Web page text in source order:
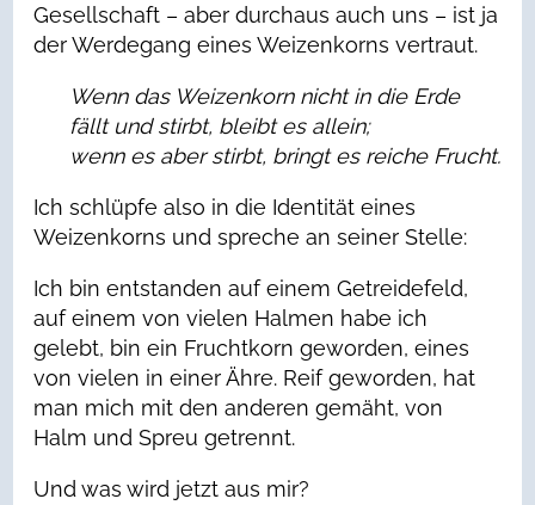
Gesellschaft – aber durchaus auch uns – ist ja
der Werdegang eines Weizenkorns vertraut.
Wenn das Weizenkorn nicht in die Erde
fällt und stirbt, bleibt es allein;
wenn es aber stirbt, bringt es reiche Frucht.
Ich schlüpfe also in die Identität eines
Weizenkorns und spreche an seiner Stelle:
Ich bin entstanden auf einem Getreidefeld,
auf einem von vielen Halmen habe ich
gelebt, bin ein Fruchtkorn geworden, eines
von vielen in einer Ähre. Reif geworden, hat
man mich mit den anderen gemäht, von
Halm und Spreu getrennt.
Und was wird jetzt aus mir?